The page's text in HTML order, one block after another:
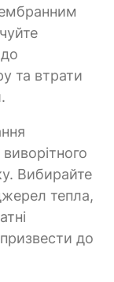
та втрати
Вибирайте
тепла,
призвести до